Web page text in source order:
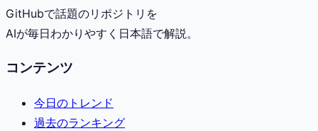
GitHubで話題のリポジトリを
AIが毎日わかりやすく日本語で解説。
コンテンツ
今日のトレンド
過去のランキング